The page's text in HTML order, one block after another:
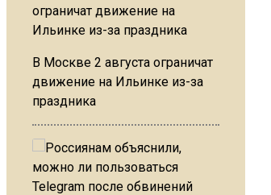
В Москве 2 августа ограничат
движение на Ильинке из-за
праздника